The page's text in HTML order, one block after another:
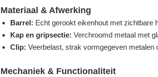
Materiaal & Afwerking
Barrel: Echt gerookt eikenhout met zichtbare
Kap en gripsectie: Verchroomd metaal met
Clip: Veerbelast, strak vormgegeven metalen
Mechaniek & Functionaliteit